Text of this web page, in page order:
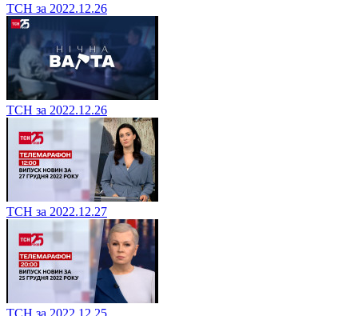
ТСН за 2022.12.26
ТСН за 2022.12.26
ТСН за 2022.12.27
ТСН за 2022.12.25